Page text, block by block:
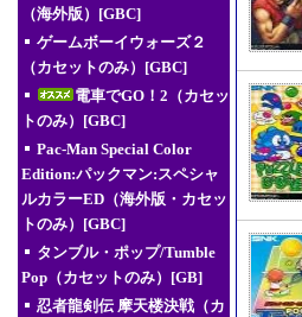
（海外版）[GBC]
ゲームボーイウォーズ２
（カセットのみ）[GBC]
電車でGO！2（カセッ
トのみ）[GBC]
Pac-Man Special Color
Edition:パックマン:スペシャ
ルカラーED（海外版・カセッ
トのみ）[GBC]
タンブル・ポップ/Tumble
Pop（カセットのみ）[GB]
忍者龍剣伝 摩天楼決戦（カ